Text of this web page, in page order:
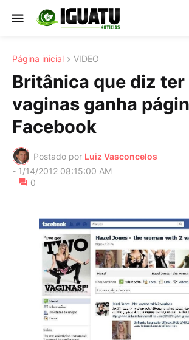
Página inicial VIDEO
Britânica que diz ter
vaginas ganha
Facebook
Postado por Luiz Vasconcelos
- 1/14/2012 08:15:00 AM
0